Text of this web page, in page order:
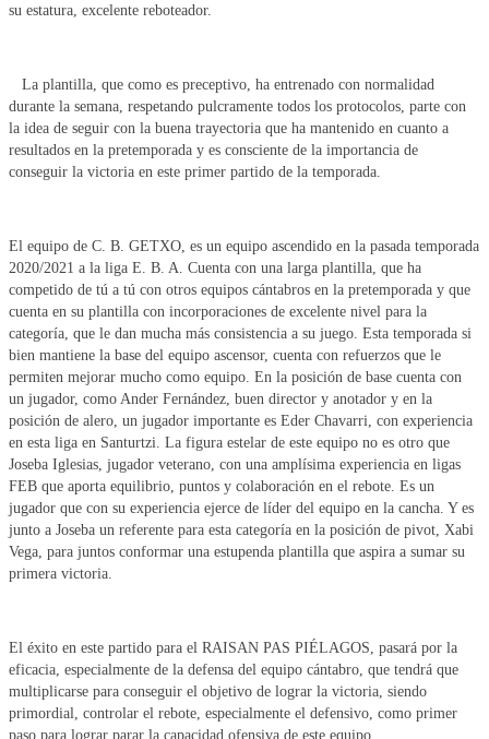
su estatura, excelente reboteador.
La plantilla, que como es preceptivo, ha entrenado con normalidad
durante la semana, respetando pulcramente todos los protocolos, parte con
la idea de seguir con la buena trayectoria que ha mantenido en cuanto a
resultados en la pretemporada y es consciente de la importancia de
conseguir la victoria en este primer partido de la temporada.
El equipo de C. B. GETXO, es un equipo ascendido en la pasada temporada
2020/2021 a la liga E. B. A. Cuenta con una larga plantilla, que ha
competido de tú a tú con otros equipos cántabros en la pretemporada y que
cuenta en su plantilla con incorporaciones de excelente nivel para la
categoría, que le dan mucha más consistencia a su juego. Esta temporada si
bien mantiene la base del equipo ascensor, cuenta con refuerzos que le
permiten mejorar mucho como equipo. En la posición de base cuenta con
un jugador, como Ander Fernández, buen director y anotador y en la
posición de alero, un jugador importante es Eder Chavarri, con experiencia
en esta liga en Santurtzi. La figura estelar de este equipo no es otro que
Joseba Iglesias, jugador veterano, con una amplísima experiencia en ligas
FEB que aporta equilibrio, puntos y colaboración en el rebote. Es un
jugador que con su experiencia ejerce de líder del equipo en la cancha. Y es
junto a Joseba un referente para esta categoría en la posición de pivot, Xabi
Vega, para juntos conformar una estupenda plantilla que aspira a sumar su
primera victoria.
El éxito en este partido para el RAISAN PAS PIÉLAGOS, pasará por la
eficacia, especialmente de la defensa del equipo cántabro, que tendrá que
multiplicarse para conseguir el objetivo de lograr la victoria, siendo
primordial, controlar el rebote, especialmente el defensivo, como primer
paso para lograr parar la capacidad ofensiva de este equipo.